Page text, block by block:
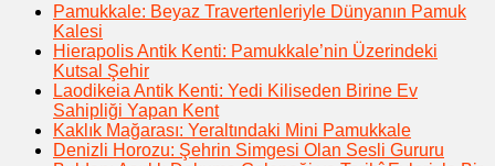
Pamukkale: Beyaz Travertenleriyle Dünyanın Pamuk
Kalesi
Hierapolis Antik Kenti: Pamukkale’nin Üzerindeki
Kutsal Şehir
Laodikeia Antik Kenti: Yedi Kiliseden Birine Ev
Sahipliği Yapan Kent
Kaklık Mağarası: Yeraltındaki Mini Pamukkale
Denizli Horozu: Şehrin Simgesi Olan Sesli Gururu